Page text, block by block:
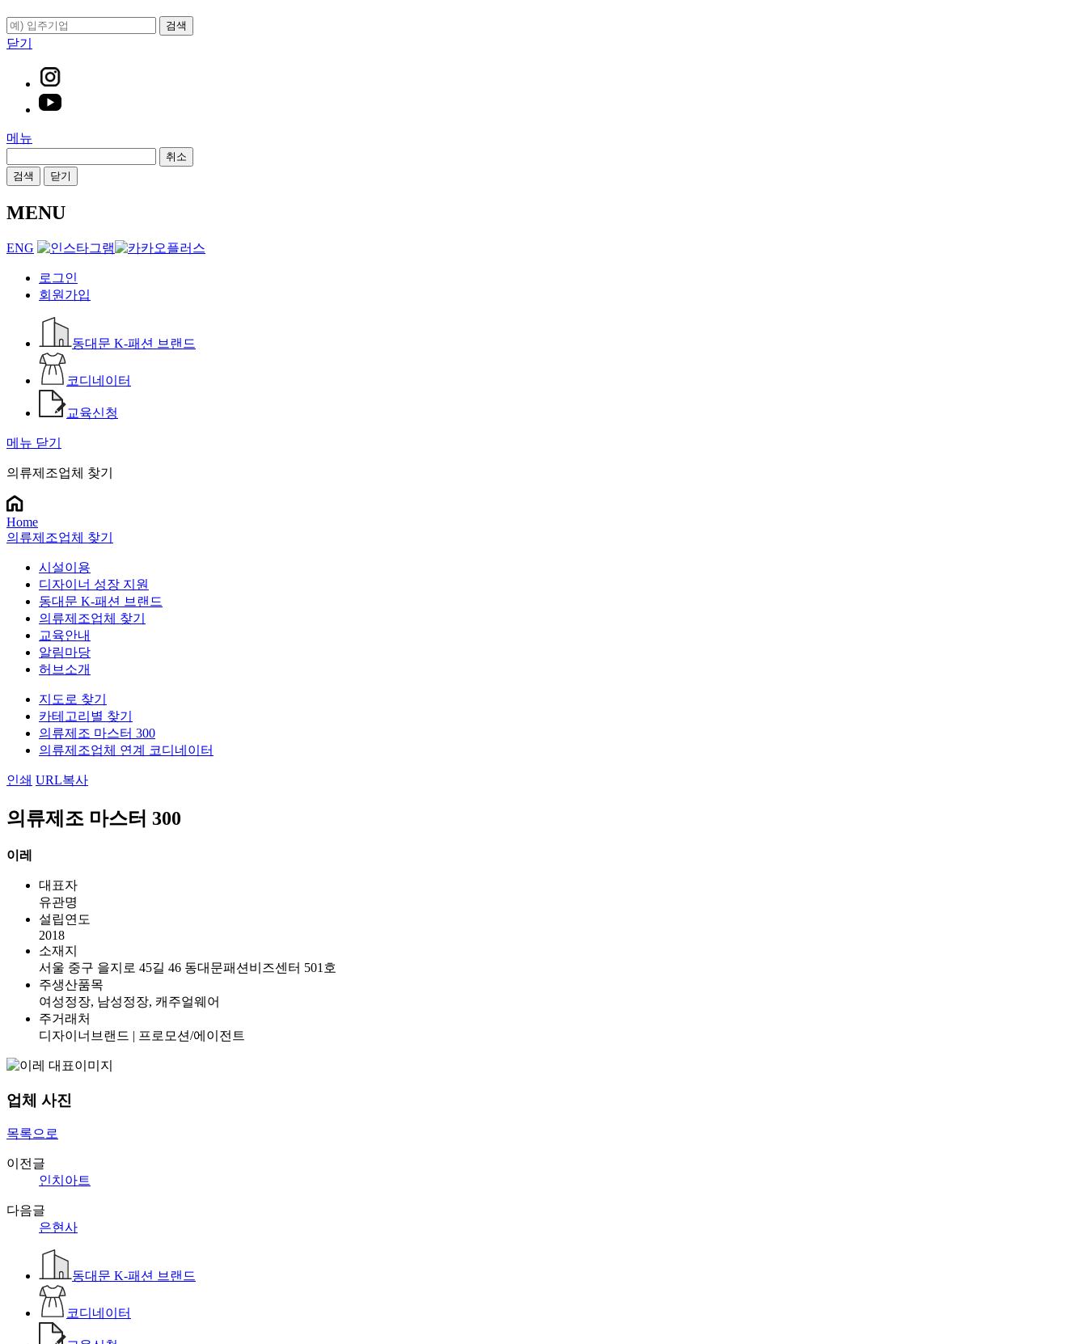
검색
닫기
메뉴
취소
검색
닫기
MENU
ENG
로그인
회원가입
동대문 K-패션 브랜드
코디네이터
교육신청
메뉴 닫기
의류제조업체 찾기
Home
의류제조업체 찾기
시설이용
디자이너 성장 지원
동대문 K-패션 브랜드
의류제조업체 찾기
교육안내
알림마당
허브소개
지도로 찾기
카테고리별 찾기
의류제조 마스터 300
의류제조업체 연계 코디네이터
인쇄 URL복사
의류제조 마스터 300
이레
대표자
유관명
설립연도
2018
소재지
서울 중구 을지로 45길 46 동대문패션비즈센터 501호
주생산품목
여성정장, 남성정장, 캐주얼웨어
주거래처
디자이너브랜드 | 프로모션/에이전트
업체 사진
목록으로
이전글
인치아트
다음글
은현사
동대문 K-패션 브랜드
코디네이터